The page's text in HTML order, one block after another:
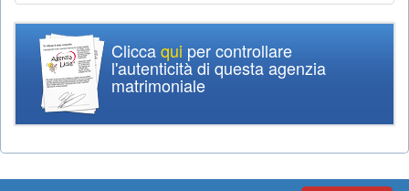
Cliccaqui per controllare
l'autenticità di questa agenzia
matrimoniale